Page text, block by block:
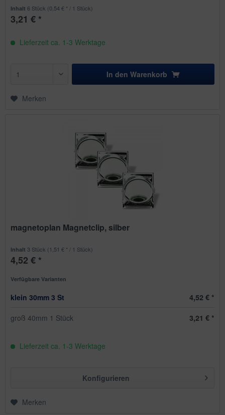
Inhalt6 Stück (0,54 € * / 1 Stück)
3,21 € *
Lieferzeit ca. 1-3 Werktage
In den Warenkorb
Merken
magnetoplan Magnetclip, silber
Inhalt 3 Stück (1,51 € * / 1 Stück)
4,52 € *
Verfügbare Varianten
klein 30mm 3 St 4,52 € *
groß 40mm 1 Stück 3,21 € *
Lieferzeit ca. 1-3 Werktage
Konfigurieren
Merken